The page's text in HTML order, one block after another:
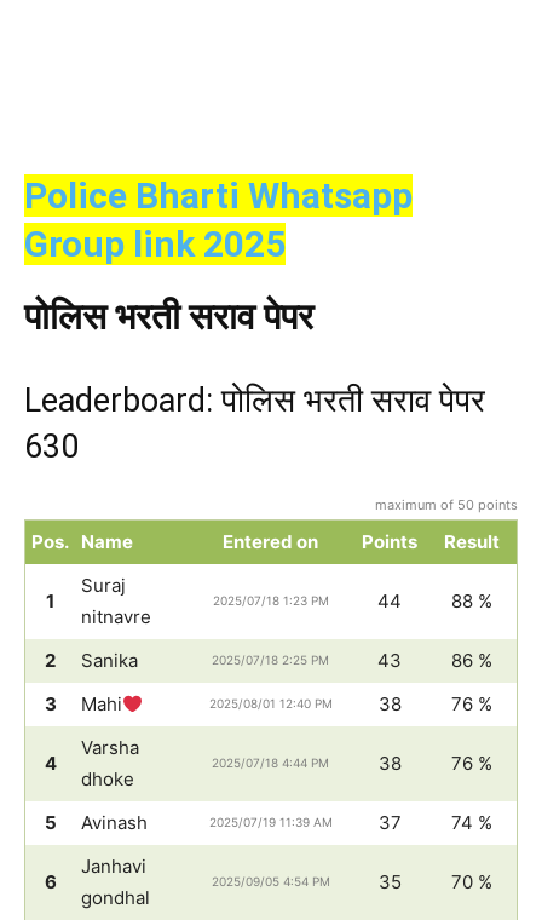
Police Bharti Whatsapp
Group link 2025
पोलिस भरती सराव पेपर
Leaderboard: पोलिस भरती सराव पेपर
630
maximum of 50 points
Pos. Name Entered on Points Result
1
Suraj
nitnavre
2025/07/18 1:23 PM 44 88 %
2 Sanika 2025/07/18 2:25 PM 43
86 %
3
Mahi 2025/08/01 12:40 PM 38 76 %
4
Varsha
dhoke
2025/07/18 4:44 PM 38 76 %
5 Avinash 2025/07/19 11:39 AM 37 74 %
6
Janhavi
gondhal
2025/09/05 4:54 PM 35 70 %